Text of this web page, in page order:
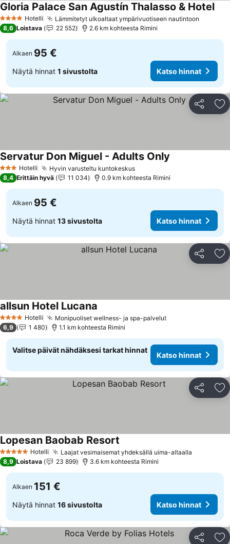
4 Tähtiluokitus
Hotelli Lämmitetyt ulkoaltaat ympärivuotiseen nautintoon
Gloria Palace San Agustín Thalasso & Hotel
8,6 Loistava 22 552 2.6 km kohteesta Rimini
Alkaen 95 €
Näytä hinnat 1 sivustolta Katso hinnat
Jaa
3 Tähtiluokitus
Hotelli Hyvin varusteltu kuntokeskus
Servatur Don Miguel - Adults Only
8,4 Erittäin hyvä 11 034 0.9 km kohteesta Rimini
Alkaen 95 €
Näytä hinnat 13 sivustolta Katso hinnat
Jaa
4 Tähtiluokitus
Hotelli Monipuoliset wellness- ja spa-palvelut
allsun Hotel Lucana
6,9 1 480 1.1 km kohteesta Rimini
Valitse päivät nähdäksesi tarkat hinnat
Katso hinnat
Jaa
5 Tähtiluokitus
Hotelli Laajat vesimaisemat yhdeksällä uima-altaalla
Lopesan Baobab Resort
8,9 Loistava 23 899 3.6 km kohteesta Rimini
Alkaen 151 €
Näytä hinnat 16 sivustolta Katso hinnat
Jaa